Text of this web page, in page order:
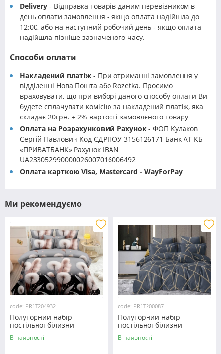
Delivery - Відправка товарів даним перевізником в
день оплати замовлення - якщо оплата надійшла до
12:00, або на наступний робочий день - якщо оплата
надійшла пізніше зазначеного часу.
Способи оплати
Накладений платіж - При отриманні замовлення у
відділенні Нова Пошта або Rozetka. Просимо
враховувати, що при виборі даного способу оплати Ви
будете сплачувати комісію за накладений платіж, яка
складає 20грн. + 2% вартості замовленого товару
Оплата на Розрахунковий Рахунок - ФОП Кулаков
Сергій Павлович Код ЄДРПОУ 3156126171 Банк АТ КБ
«ПРИВАТБАНК» Рахунок IBAN
UA233052990000026007016006492
Оплата карткою Visa, Mastercard - WayForPay
Ми рекомендуємо
code: PR1T204932
Полуторний набір
постільної білизни
150*220 із полікотону
№204932 Черешенька™
В наявності
code: PR1T200087
Полуторний набір
постільної білизни
150*220 із полікотону
№200087 Черешенька™
В наявності